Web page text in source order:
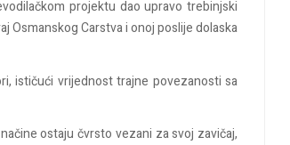
projektu dao upravo trebinjski
Osmanskog Carstva i onoj poslije dolaska
ističući vrijednost trajne povezanosti sa
ostaju čvrsto vezani za svoj zavičaj,